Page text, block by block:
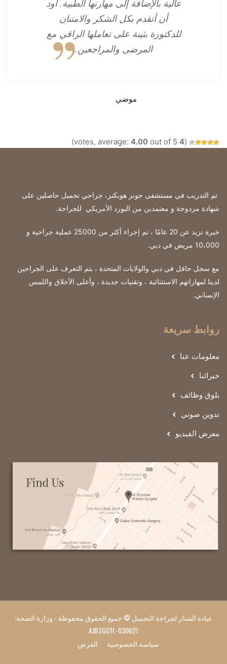
عالية بالإضافة إلى مهارتها الطبية. أود
أن أتقدم بكل الشكر والامتنان
للدكتورة بثينة على تعاملها الراقي مع
المرضى والمراجعين.
موضي
(
4
4.00 out of 5)
تم التدريب في مستشفى جونز هوبكنز، جراحي تجميل حاصلين على
شهادة مزدوجة و معتمدين من البورد الأمريكي للجراحة.
خبرة تزيد عن 20 عامًا ، تم إجراء أكثر من 25000 عملية جراحية و
10،000 مريض في دبي.
مع سجل حافل في دبي والولايات المتحدة ، يتم التعرف على الجراحين
لدينا لمهاراتهم الاستثنائية ، وتقنيات جديدة ، وأعلى الأخلاق واللمس
الإنساني.
روابط سريعة
معلومات عنا
خبرائنا
بلوق وظائف
تدوين صوتي
معرض الفيديو
عيادة الشنار لجراحة التجميل © جميع الحقوق محفوظة - وزارة الصحة:
AJB2GO1L-030621
سياسة الخصوصية
الفرص